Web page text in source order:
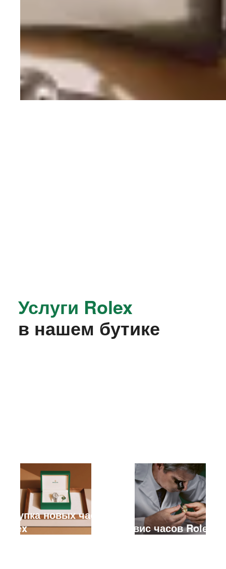
Услуги Rolex
в нашем бутике
Покупка новых часов
Rolex
Сервис часов Rolex